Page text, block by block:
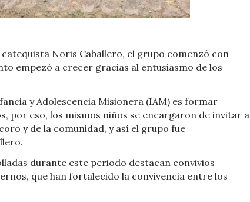
Noris Caballero, el grupo comenzó con
empezó a crecer gracias al entusiasmo de los
y Adolescencia Misionera (IAM) es formar
por eso, los mismos niños se encargaron de invitar a
y de la comunidad, y así el grupo fue
durante este periodo destacan convivios
que han fortalecido la convivencia entre los